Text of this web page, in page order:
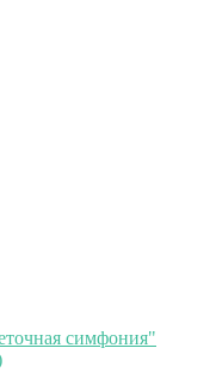
симфония"